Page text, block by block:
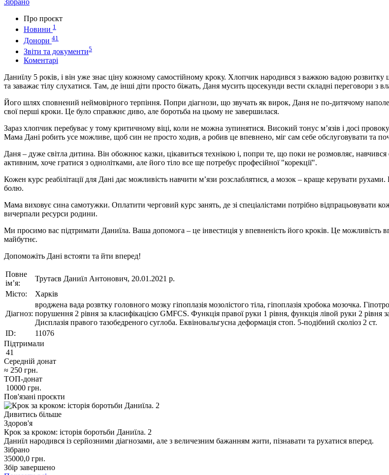
Про проєкт
Новини 1
Донори 41
Звіти та документи5
Коментарі
Даниїлу 5 років, і він уже знає ціну кожному самостійному кроку. Хлопчик народився з важкою вадою
та заважає тілу слухатися. Там, де інші діти просто біжать, Даня мусить щосекунди вести складні переговори з
Його шлях сповнений неймовірного терпіння. Попри діагнози, що звучать як вирок, Даня не по-дитячому
свої перші кроки. Це було справжнє диво, але боротьба на цьому не завершилася.
Зараз хлопчик перебуває у тому критичному віці, коли не можна зупинятися. Високий тонус м’язів і досі
Мама Дані робить усе можливе, щоб син не просто ходив, а робив це впевнено, міг сам себе обслуговувати та
Даня – дуже світла дитина. Він обожнює казки, цікавиться технікою і, попри те, що поки не розмовляє,
активним, хоче гратися з однолітками, але його тіло все ще потребує професійної "корекції".
Кожен курс реабілітації для Дані дає можливість навчити м’язи розслаблятися, а мозок – краще керувати
болю.
Мама виховує сина самотужки. Оплатити черговий курс занять, де зі спеціалістами потрібно відпрацьовувати
вичерпали ресурси родини.
Ми просимо вас підтримати Даниїла. Ваша допомога – це інвестиція у впевненість його кроків. Це можливість
майбутнє.
Допоможіть Дані встояти та йти вперед!
Повне
ім’я:
Трутаєв Даниїл Антонович, 20.01.2021 р.
Місто:
Харків
Діагноз:
вроджена вада розвтку головного мозку гіпоплазія мозолістого тіла, гіпоплазія хробока мозочка.
порушення 2 рівня за класифікацією GMFCS. Функція правої руки 1 рівня, функція лівой руки 2
Дисплазія правого тазобедреного суглоба. Еквіновальгусна деформація стоп. 5-подібний сколіоз 2 ст.
ID:
11076
Підтримали
41
Середній донат
≈ 250 грн.
ТОП-донат
10000 грн.
Пов'язані проєкти
Дивитись більше
Здоров'я
Крок за кроком: історія боротьби Даниїла. 2
Даниїл народився із серйозними діагнозами, але з величезним бажанням жити, пізнавати та рухатися вперед.
Зібрано
35000,0 грн.
Збір завершено